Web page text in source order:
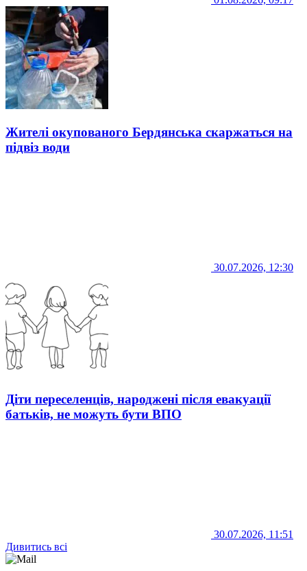
Жителі окупованого Бердянська скаржаться на
підвіз води
30.07.2026, 12:30
Діти переселенців, народжені після евакуації
батьків, не можуть бути ВПО
30.07.2026, 11:51
Дивитись всі